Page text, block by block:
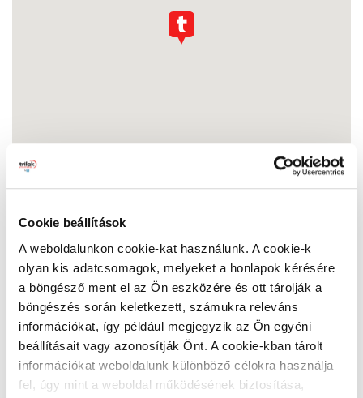
Cookie beállítások
A weboldalunkon cookie-kat használunk. A cookie-k
olyan kis adatcsomagok, melyeket a honlapok kérésére
a böngésző ment el az Ön eszközére és ott tárolják a
böngészés során keletkezett, számukra releváns
információkat, így például megjegyzik az Ön egyéni
beállításait vagy azonosítják Önt. A cookie-kban tárolt
információkat weboldalunk különböző célokra használja
fel, úgy mint a weboldal működésének biztosítása,
PG Color
9400 Sopron, Kőszegi út 6.
Nyitvatartás:
Hétfő:
07:00 - 17:00
Kedd:
07:00 - 17:00
Szerda:
07:00 - 17:00
Csütörtök: 07:00 - 17:00
Péntek:
07:00 - 17:00
Szombat: 07:00 - 12:30